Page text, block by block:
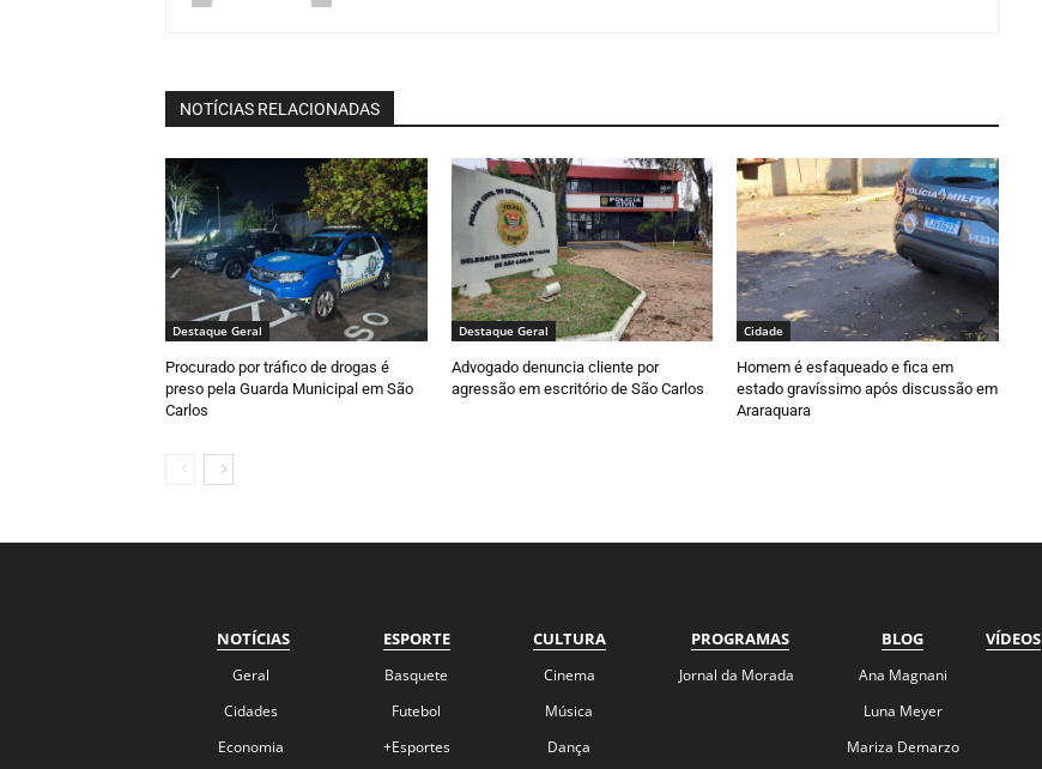
NOTÍCIAS RELACIONADAS
Destaque Geral
Procurado por tráfico de drogas é
preso pela Guarda Municipal em São
Carlos
Destaque Geral
Advogado denuncia cliente por
agressão em escritório de São Carlos
Cidade
Homem é esfaqueado e fica em
estado gravíssimo após discussão em
Araraquara
NOTÍCIAS
Geral
Cidades
Economia
ESPORTE
Basquete
Futebol
+Esportes
CULTURA
Cinema
Música
Dança
PROGRAMAS
Jornal da Morada
BLOG
Ana Magnani
Luna Meyer
Mariza Demarzo
VÍDEOS